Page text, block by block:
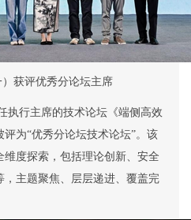
）获评优秀分论坛主席
执行主席的技术论坛《端侧高效
为“优秀分论坛技术论坛”。 该
度探索，包括理论创新、安全
主题聚焦、层层递进、覆盖完